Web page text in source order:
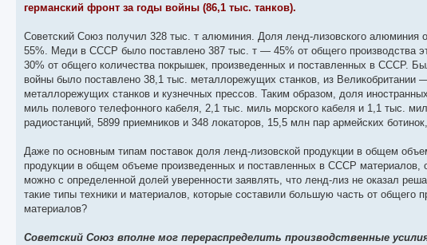
германский фронт за годы войны (86,1 тыс. танков).
Советский Союз получил 328 тыс. т алюминия. Доля ленд-лизовского алюминия
55%. Меди в СССР было поставлено 387 тыс. т — 45% от общего
30% от общего количества покрышек, произведенных и поставленных в
войны было поставлено 38,1 тыс. металлорежущих станков, из
металлорежущих станков и кузнечных прессов. Таким образом, доля
миль полевого телефонного кабеля, 2,1 тыс. миль морского кабеля и 1,1 тыс.
радиостанций, 5899 приемников и 348 локаторов, 15,5 млн пар армейских
Даже по основным типам поставок доля ленд-лизовской продукции в общем
продукции в общем объеме произведенных и поставленных в СССР материалов,
можно с определенной долей уверенности заявлять, что ленд-лиз не оказал
такие типы техники и материалов, которые составили большую часть от общего
материалов?
Советский Союз вполне мог перераспределить производственные